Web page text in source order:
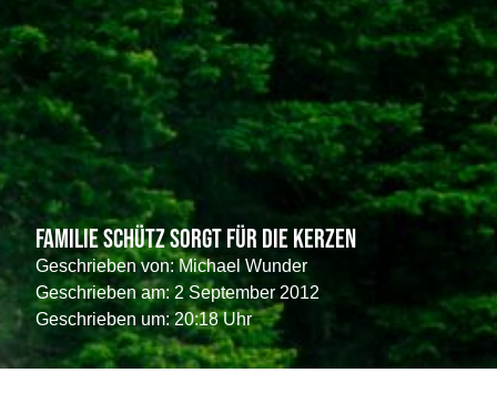
Familie Schütz sorgt für die Kerzen
Geschrieben von:Michael Wunder
Geschrieben am: 2 September 2012
Geschrieben um: 20:18 Uhr